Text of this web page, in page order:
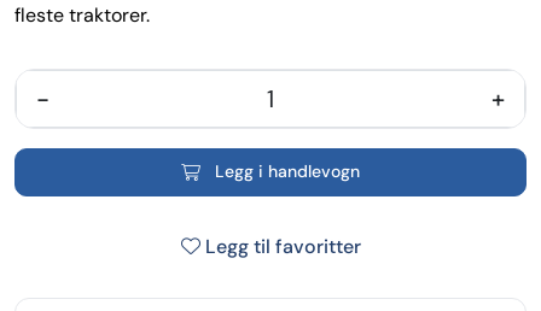
- +
Legg i handlevogn
Legg til favoritter
fleste traktorer.